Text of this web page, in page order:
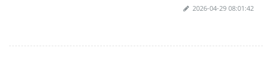
2026-04-29 08:01:42